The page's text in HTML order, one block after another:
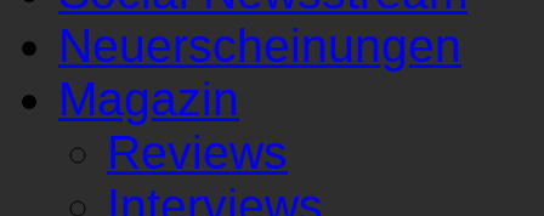
Neuerscheinungen
Magazin
Reviews